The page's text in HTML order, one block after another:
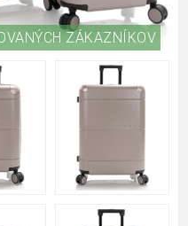
ZÁKAZNÍKOV